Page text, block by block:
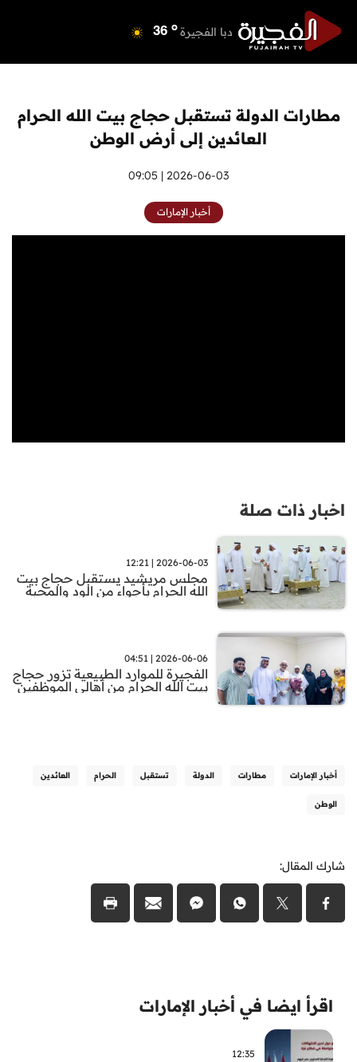
دبا الفجيرة 36 o
أم القيوين o
راس الخيمة 40 o
الفجيرة 35 o
مطارات الدولة تستقبل حجاج بيت الله الحرام
العائدين إلى أرض الوطن
2026-06-03 | 09:05
أخبار الإمارات
اخبار ذات صلة
2026-06-03 | 12:21
مجلس مريشيد يستقبل حجاج بيت
الله الحرام بأجواء من الود والمحبة
2026-06-06 | 04:51
الفجيرة للموارد الطبيعية تزور حجاج
بيت الله الحرام من أهالي الموظفين
أخبار الإمارات مطارات الدولة تستقبل الحرام العائدين
الوطن
شارك المقال:
اقرأ ايضا في أخبار الإمارات
12:35